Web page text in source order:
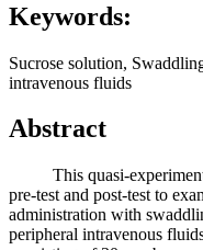
Keywords:
Sucrose solution,
intravenous fluids
Abstract
This quasi-
pre-test and post-test to
administration with
peripheral intravenous